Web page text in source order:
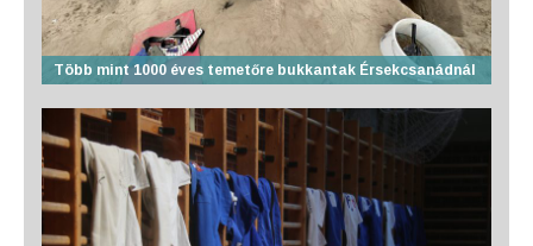
Több mint 1000 éves temetőre bukkantak Érsekcsanádnál